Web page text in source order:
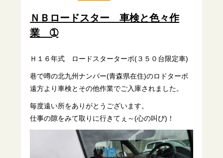
ＮＢロードスター 車検と色々作
業 ➀
Ｈ１６年式 ロードスターターボ(３５０台限定車)
巷で噂の北九州ナンバー(青森県在住)のロドターボ
遠方より車検とその他作業でご入庫されました。
毎度遠い所をありがとうございます。
仕事の隙をみて取りに行きてぇ～(心の叫び)！